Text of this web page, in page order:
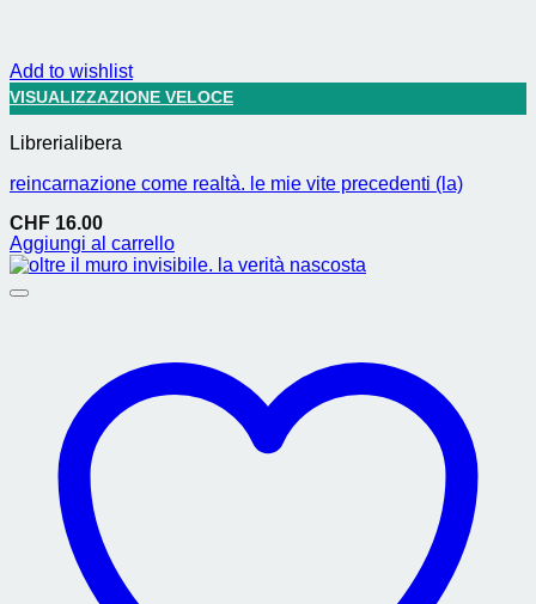
Add to wishlist
VISUALIZZAZIONE VELOCE
Librerialibera
reincarnazione come realtà. le mie vite precedenti (la)
CHF 16.00
Aggiungi al carrello